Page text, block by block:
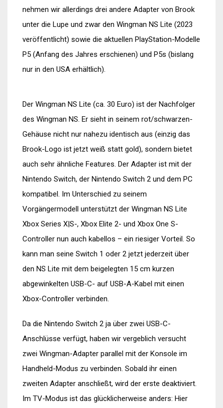
nehmen wir allerdings drei andere Adapter von Brook
unter die Lupe und zwar den Wingman NS Lite (2023
veröffentlicht) sowie die aktuellen PlayStation-Modelle
P5 (Anfang des Jahres erschienen) und P5s (bislang
nur in den USA erhältlich).
Der Wingman NS Lite (ca. 30 Euro) ist der Nachfolger
des Wingman NS. Er sieht in seinem rot/schwarzen-
Gehäuse nicht nur nahezu identisch aus (einzig das
Brook-Logo ist jetzt weiß statt gold), sondern bietet
auch sehr ähnliche Features. Der Adapter ist mit der
Nintendo Switch, der Nintendo Switch 2 und dem PC
kompatibel. Im Unterschied zu seinem
Vorgängermodell unterstützt der Wingman NS Lite
Xbox Series X|S-, Xbox Elite 2- und Xbox One S-
Controller nun auch kabellos – ein riesiger Vorteil. So
kann man seine Switch 1 oder 2 jetzt jederzeit über
den NS Lite mit dem beigelegten 15 cm kurzen
abgewinkelten USB-C- auf USB-A-Kabel mit einen
Xbox-Controller verbinden.
Da die Nintendo Switch 2 ja über zwei USB-C-
Anschlüsse verfügt, haben wir vergeblich versucht
zwei Wingman-Adapter parallel mit der Konsole im
Handheld-Modus zu verbinden. Sobald ihr einen
zweiten Adapter anschließt, wird der erste deaktiviert.
Im TV-Modus ist das glücklicherweise anders: Hier